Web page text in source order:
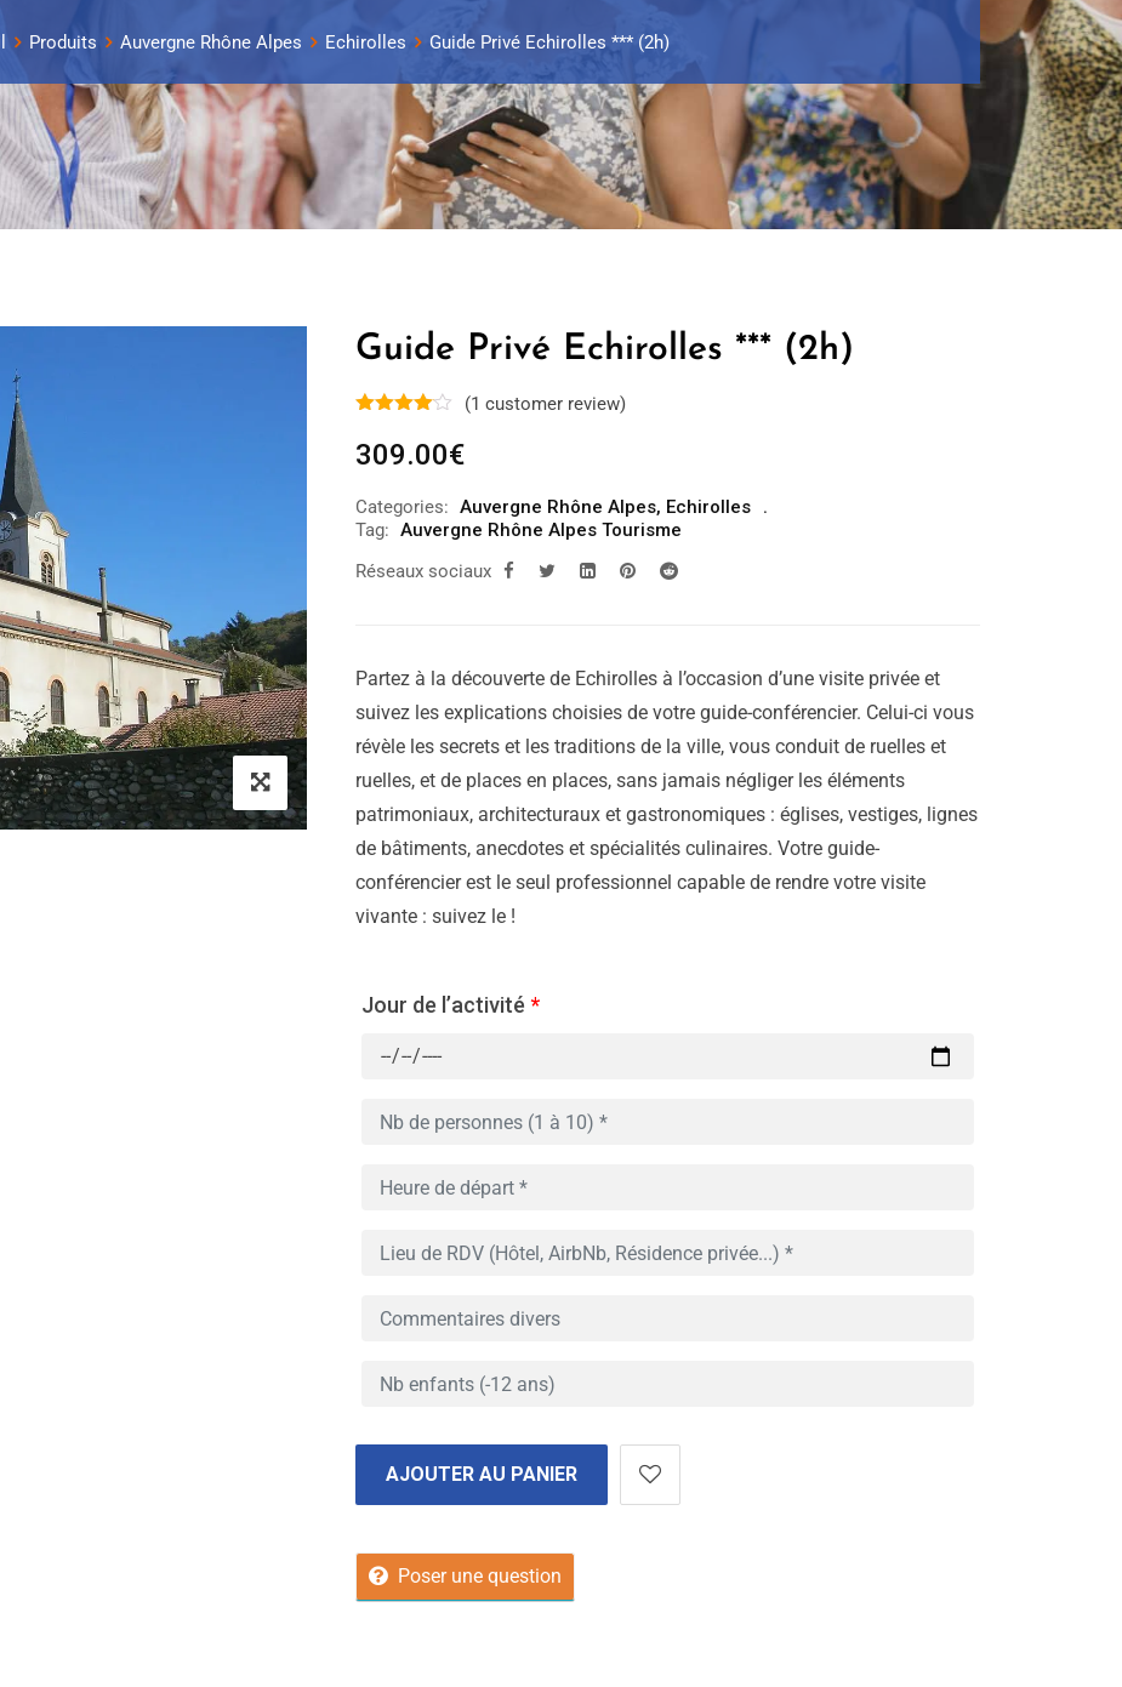
Produits Auvergne Rhône Alpes Echirolles Guide Privé Echirolles *** (2h)
Guide Privé Echirolles *** (2h)
(1 customer review)
309.00€
Categories: Auvergne Rhône Alpes, Echirolles
Tag: Auvergne Rhône Alpes Tourisme
Réseaux sociaux
Partez à la découverte de Echirolles à l’occasion d’une visite privée et
suivez les explications choisies de votre guide-conférencier. Celui-ci vous
révèle les secrets et les traditions de la ville, vous conduit de ruelles et
ruelles, et de places en places, sans jamais négliger les éléments
patrimoniaux, architecturaux et gastronomiques : églises, vestiges, lignes
de bâtiments, anecdotes et spécialités culinaires. Votre guide-
conférencier est le seul professionnel capable de rendre votre visite
vivante : suivez le !
Jour de l’activité *
AJOUTER AU PANIER
Poser une question